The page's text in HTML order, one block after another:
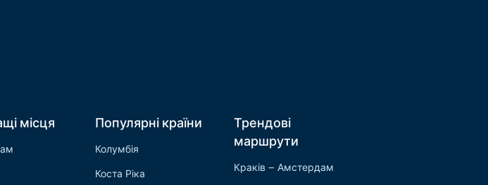
місця Популярні країни
Колумбія
Коста Ріка
Трендові
маршрути
Краків – Амстердам